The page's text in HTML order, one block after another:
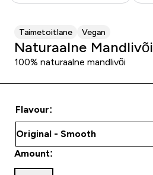
Taimetoitlane Vegan
Naturaalne Mandlivõi
100% naturaalne mandlivõi
Flavour:
Amount: